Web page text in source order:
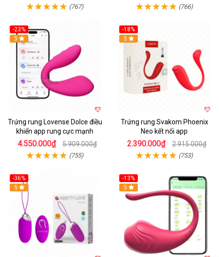
(767) (766)
-23%
Hot
5
Trứng rung Lovense Dolce điều
khiển app rung cực mạnh
4.550.000₫ 5.909.000₫
(755)
-18%
Hot
5
Trứng rung Svakom Phoenix
Neo kết nối app
2.390.000₫ 2.915.000₫
(753)
-36%
5
-13%
Hot
5